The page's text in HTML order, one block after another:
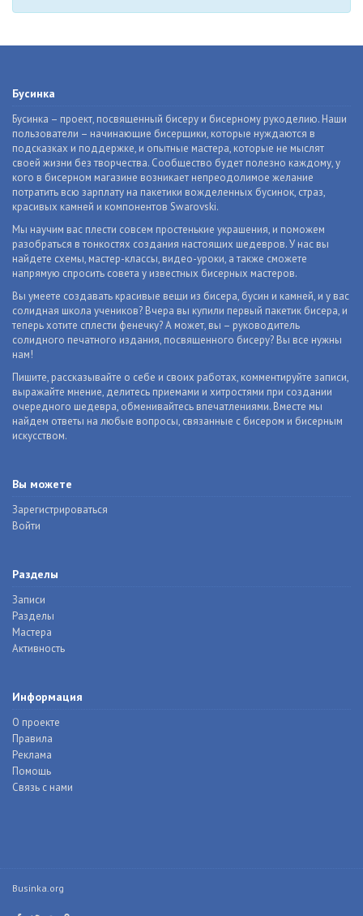
Бусинка
Бусинка – проект, посвященный бисеру и бисерному рукоделию. Наши
пользователи – начинающие бисерщики, которые нуждаются в
подсказках и поддержке, и опытные мастера, которые не мыслят
своей жизни без творчества. Сообщество будет полезно каждому, у
кого в бисерном магазине возникает непреодолимое желание
потратить всю зарплату на пакетики вожделенных бусинок, страз,
красивых камней и компонентов Swarovski.
Мы научим вас плести совсем простенькие украшения, и поможем
разобраться в тонкостях создания настоящих шедевров. У нас вы
найдете схемы, мастер-классы, видео-уроки, а также сможете
напрямую спросить совета у известных бисерных мастеров.
Вы умеете создавать красивые вещи из бисера, бусин и камней, и у вас
солидная школа учеников? Вчера вы купили первый пакетик бисера, и
теперь хотите сплести фенечку? А может, вы – руководитель
солидного печатного издания, посвященного бисеру? Вы все нужны
нам!
Пишите, рассказывайте о себе и своих работах, комментируйте записи,
выражайте мнение, делитесь приемами и хитростями при создании
очередного шедевра, обменивайтесь впечатлениями. Вместе мы
найдем ответы на любые вопросы, связанные с бисером и бисерным
искусством.
Вы можете
Зарегистрироваться
Войти
Разделы
Записи
Разделы
Мастера
Активность
Информация
О проекте
Правила
Реклама
Помощь
Связь с нами
Businka.org